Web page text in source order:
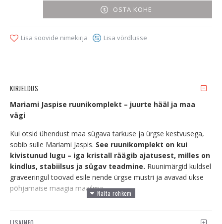
OSTA KOHE
Lisa soovide nimekirja Lisa võrdlusse
KIRJELDUS
Mariami Jaspise ruunikomplekt – juurte hääl ja maa
vägi
Kui otsid ühendust maa sügava tarkuse ja ürgse kestvusega,
sobib sulle Mariami Jaspis. See ruunikomplekt on kui
kivistunud lugu – iga kristall räägib ajatusest, milles on
kindlus, stabiilsus ja sügav teadmine. Ruunimärgid kuldsel
graveeringul toovad esile nende ürgse mustri ja avavad ukse
põhjamaise maagia maailma.
Ruunide keel ja tähendus